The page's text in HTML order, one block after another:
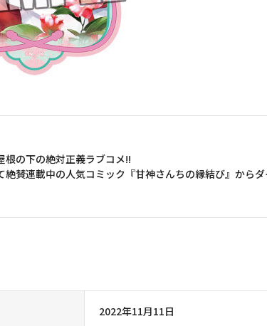
の下の絶対正義ラブコメ!!
絶賛連載中の人気コミック『甘神さんちの縁結び』から
2022年11月11日